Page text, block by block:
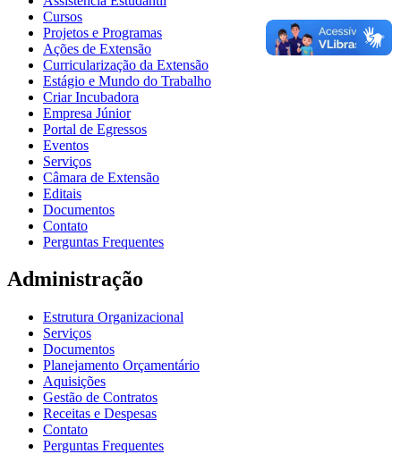
Cursos
Projetos e Programas
Ações de Extensão
Curricularização da Extensão
Estágio e Mundo do Trabalho
Criar Incubadora
Empresa Júnior
Portal de Egressos
Eventos
Serviços
Câmara de Extensão
Editais
Documentos
Contato
Perguntas Frequentes
Administração
Estrutura Organizacional
Serviços
Documentos
Planejamento Orçamentário
Aquisições
Gestão de Contratos
Receitas e Despesas
Contato
Perguntas Frequentes